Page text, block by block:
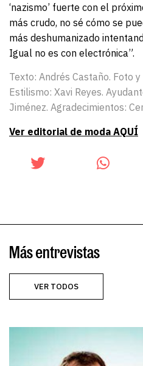
‘nazismo’ fuerte con el
más crudo, no sé cómo se
más deshumanizado
Igual no es con electrónica”.
Texto: Andrés Castaño. Foto
Estilismo: Xavi Reyes.
Jiménez. Agradecimientos:
Ver editorial de moda AQUÍ
Más entrevistas
VER TODOS